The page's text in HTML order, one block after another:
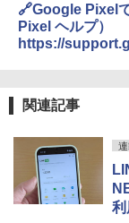
🔗Google Pixel
Pixel ヘルプ）
https://
関連記事
利